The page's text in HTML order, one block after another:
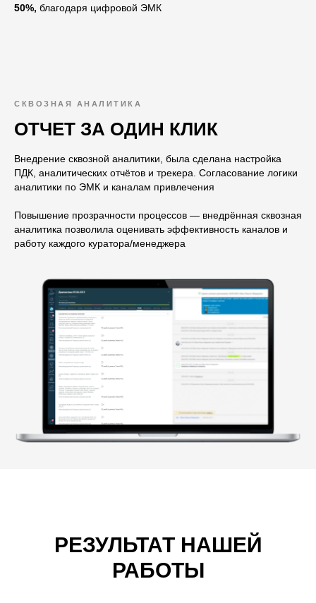
50%, благодаря цифровой ЭМК
СКВОЗНАЯ АНАЛИТИКА
ОТЧЕТ ЗА ОДИН КЛИК
Внедрение сквозной аналитики, была сделана настройка
ПДК, аналитических отчётов и трекера. Согласование логики
аналитики по ЭМК и каналам привлечения
Повышение прозрачности процессов — внедрённая сквозная
аналитика позволила оценивать эффективность каналов и
работу каждого куратора/менеджера
РЕЗУЛЬТАТ НАШЕЙ
РАБОТЫ